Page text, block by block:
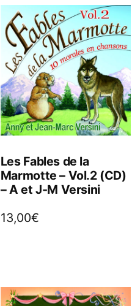
Les Fables de la
Marmotte – Vol.2 (CD)
– A et J-M Versini
13,00€